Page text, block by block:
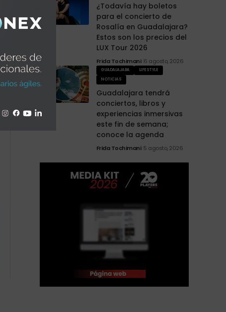
¿Todavía hay boletos
para el concierto de
Rosalía en Guadalajara?
Estos son los precios del
LUX Tour 2026
Frida Tochimani 6 agosto, 2026
GUADALAJARA
LIFESTYLE
NOTICIAS
Guadalajara tendrá
conciertos, libros y
experiencias inmersivas
este fin de semana;
conoce la agenda
Frida Tochimani 5 agosto, 2026